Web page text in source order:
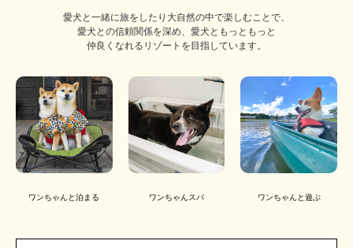
愛犬と一緒に旅をしたり大自然の中で楽しむことで、
愛犬との信頼関係を深め、愛犬ともっともっと
仲良くなれるリゾートを目指しています。
ワンちゃんと泊まる ワンちゃんスパ ワンちゃんと遊ぶ